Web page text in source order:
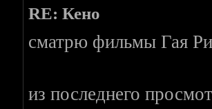
RE: Кено
сматрю фильмы Гая
из последнего